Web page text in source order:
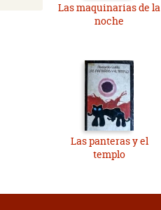
Las maquinarias de la
noche
Las panteras y el
templo